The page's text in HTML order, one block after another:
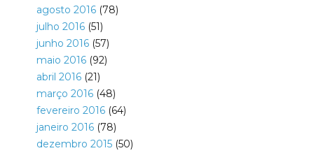
agosto 2016(78)
julho 2016(51)
junho 2016(57)
maio 2016(92)
abril 2016(21)
março 2016(48)
fevereiro 2016(64)
janeiro 2016(78)
dezembro 2015(50)